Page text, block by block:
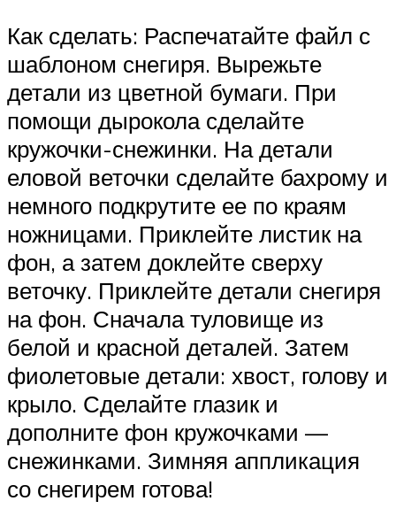
Как сделать: Распечатайте файл с
шаблоном снегиря. Вырежьте
детали из цветной бумаги. При
помощи дырокола сделайте
кружочки-снежинки. На детали
еловой веточки сделайте бахрому и
немного подкрутите ее по краям
ножницами. Приклейте листик на
фон, а затем доклейте сверху
веточку. Приклейте детали снегиря
на фон. Сначала туловище из
белой и красной деталей. Затем
фиолетовые детали: хвост, голову и
крыло. Сделайте глазик и
дополните фон кружочками —
снежинками. Зимняя аппликация
со снегирем готова!